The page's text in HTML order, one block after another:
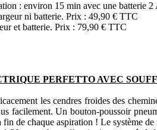
: environ 15 min avec une batterie
ni batterie. Prix : 49,90 € TTC
et batterie. Prix : 79,90 € TTC
PERFETTO AVEC
les cendres froides des
facilement. Un bouton-poussoir
de chaque aspiration ! Le système